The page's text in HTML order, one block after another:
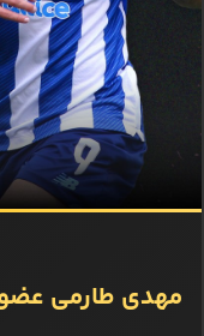
مهدی طارمی